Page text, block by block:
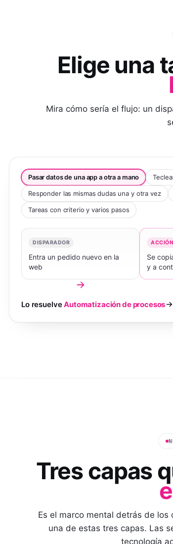
Elige una
Mira cómo sería el flujo: un
Pasar datos de una app a otra a mano
Responder las mismas dudas una y otra vez
Tareas con criterio y varios pasos
DISPARADOR
Entra un pedido nuevo en la
web
ACCIÓN
Se
y a
Lo resuelveAutomatización de procesos
Tres capas
Es el marco mental detrás de
una de estas tres capas. Las
tecnología